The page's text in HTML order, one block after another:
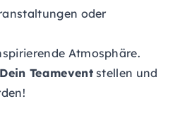
oder
Atmosphäre.
Teameventstellen und